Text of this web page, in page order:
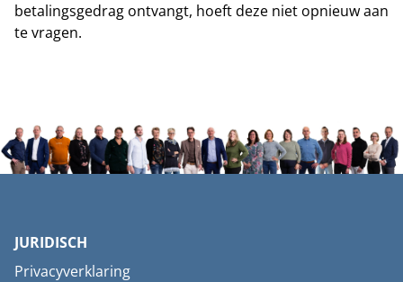
betalingsgedrag ontvangt, hoeft deze niet opnieuw aan
te vragen.
JURIDISCH
Privacyverklaring